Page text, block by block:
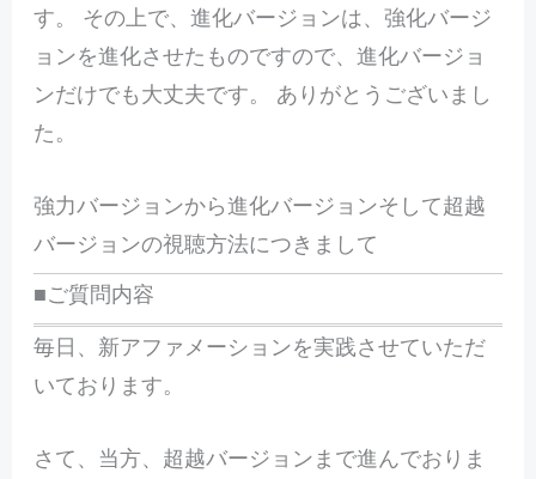
す。 その上で、進化バージョンは、強化バージ
ョンを進化させたものですので、進化バージョ
ンだけでも大丈夫です。 ありがとうございまし
た。
強力バージョンから進化バージョンそして超越
バージョンの視聴方法につきまして
■ご質問内容
毎日、新アファメーションを実践させていただ
いております。
さて、当方、超越バージョンまで進んでおりま